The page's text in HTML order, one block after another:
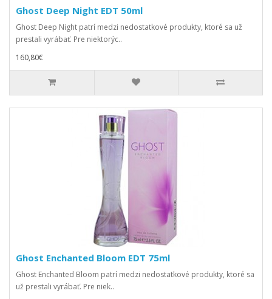
Ghost Deep Night EDT 50ml
Ghost Deep Night patrí medzi nedostatkové produkty, ktoré sa už
prestali vyrábať. Pre niektorýc..
160,80€
Ghost Enchanted Bloom EDT 75ml
Ghost Enchanted Bloom patrí medzi nedostatkové produkty, ktoré sa
už prestali vyrábať. Pre niek..